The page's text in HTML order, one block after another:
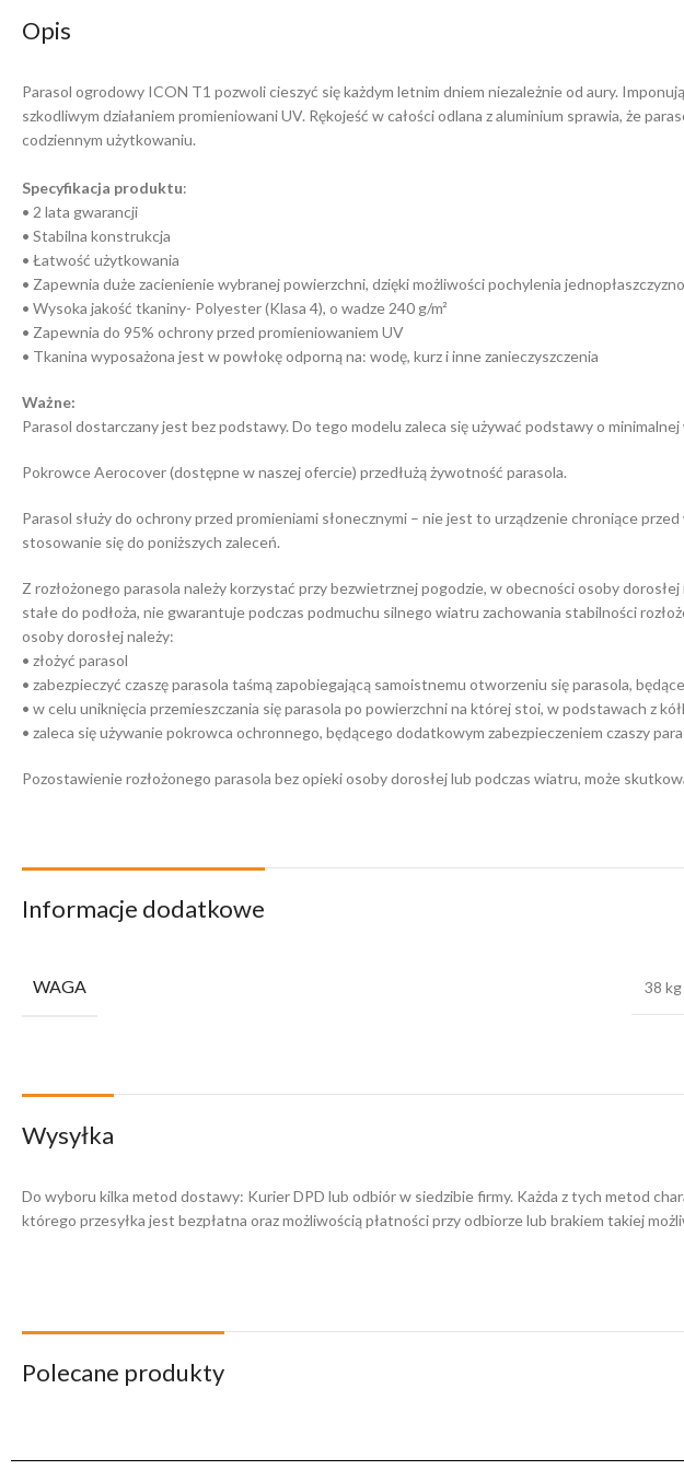
Opis
Parasol ogrodowy ICON T1 pozwoli cieszyć się każdym letnim dniem niezależnie od aury.
szkodliwym działaniem promieniowani UV. Rękojeść w całości odlana z aluminium sprawia, że
codziennym użytkowaniu.
Specyfikacja produktu:
• 2 lata gwarancji
• Stabilna konstrukcja
• Łatwość użytkowania
• Zapewnia duże zacienienie wybranej powierzchni, dzięki możliwości pochylenia
• Wysoka jakość tkaniny- Polyester (Klasa 4), o wadze 240 g/m²
• Zapewnia do 95% ochrony przed promieniowaniem UV
• Tkanina wyposażona jest w powłokę odporną na: wodę, kurz i inne zanieczyszczenia
Ważne:
Parasol dostarczany jest bez podstawy. Do tego modelu zaleca się używać podstawy o
Pokrowce Aerocover (dostępne w naszej ofercie) przedłużą żywotność parasola.
Parasol służy do ochrony przed promieniami słonecznymi – nie jest to urządzenie chroniące
stosowanie się do poniższych zaleceń.
Z rozłożonego parasola należy korzystać przy bezwietrznej pogodzie, w obecności osoby
stałe do podłoża, nie gwarantuje podczas podmuchu silnego wiatru zachowania stabilności
osoby dorosłej należy:
• złożyć parasol
• zabezpieczyć czaszę parasola taśmą zapobiegającą samoistnemu otworzeniu się parasola,
• w celu uniknięcia przemieszczania się parasola po powierzchni na której stoi, w podstawach z
• zaleca się używanie pokrowca ochronnego, będącego dodatkowym zabezpieczeniem czaszy
Pozostawienie rozłożonego parasola bez opieki osoby dorosłej lub podczas wiatru, może
Informacje dodatkowe
WAGA 38 kg
Wysyłka
Do wyboru kilka metod dostawy: Kurier DPD lub odbiór w siedzibie firmy. Każda z tych metod
którego przesyłka jest bezpłatna oraz możliwością płatności przy odbiorze lub brakiem takiej
Polecane produkty